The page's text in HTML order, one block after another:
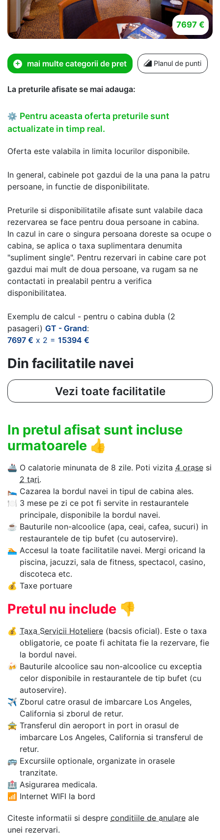
7697 €
mai multe categorii de pret Planul de punti
La preturile afisate se mai adauga:
⚙ Pentru aceasta oferta preturile sunt
actualizate in timp real.
Oferta este valabila in limita locurilor disponibile.
In general, cabinele pot gazdui de la una pana la patru
persoane, in functie de disponibilitate.
Preturile si disponibilitatile afisate sunt valabile daca
rezervarea se face pentru doua persoane in cabina.
In cazul in care o singura persoana doreste sa ocupe o
cabina, se aplica o taxa suplimentara denumita
"supliment single". Pentru rezervari in cabine care pot
gazdui mai mult de doua persoane, va rugam sa ne
contactati in prealabil pentru a verifica
disponibilitatea.
Exemplu de calcul - pentru o cabina dubla (2
pasageri) GT - Grand:
7697 € x 2 = 15394 €
Din facilitatile navei
Vezi toate facilitatile
In pretul afisat sunt incluse
urmatoarele 👍
🚢 O calatorie minunata de 8 zile. Poti vizita 4 orase si
2 tari.
🛌 Cazarea la bordul navei in tipul de cabina ales.
🍽 3 mese pe zi ce pot fi servite in restaurantele
principale, disponibile la bordul navei.
☕ Bauturile non-alcoolice (apa, ceai, cafea, sucuri) in
restaurantele de tip bufet (cu autoservire).
🏊‍ Accesul la toate facilitatile navei. Mergi oricand la
piscina, jacuzzi, sala de fitness, spectacol, casino,
discoteca etc.
💰 Taxe portuare
Pretul nu include 👎
💰 Taxa Servicii Hoteliere (bacsis oficial). Este o taxa
obligatorie, ce poate fi achitata fie la rezervare, fie
la bordul navei.
🍻 Bauturile alcoolice sau non-alcoolice cu exceptia
celor disponibile in restaurantele de tip bufet (cu
autoservire).
✈ Zborul catre orasul de imbarcare Los Angeles,
California si zborul de retur.
🚖 Transferul din aeroport in port in orasul de
imbarcare Los Angeles, California si transferul de
retur.
🚌 Excursiile optionale, organizate in orasele
tranzitate.
🏥 Asigurarea medicala.
📶 Internet WIFI la bord
Citeste informatii si despre conditiile de anulare ale
unei rezervari.